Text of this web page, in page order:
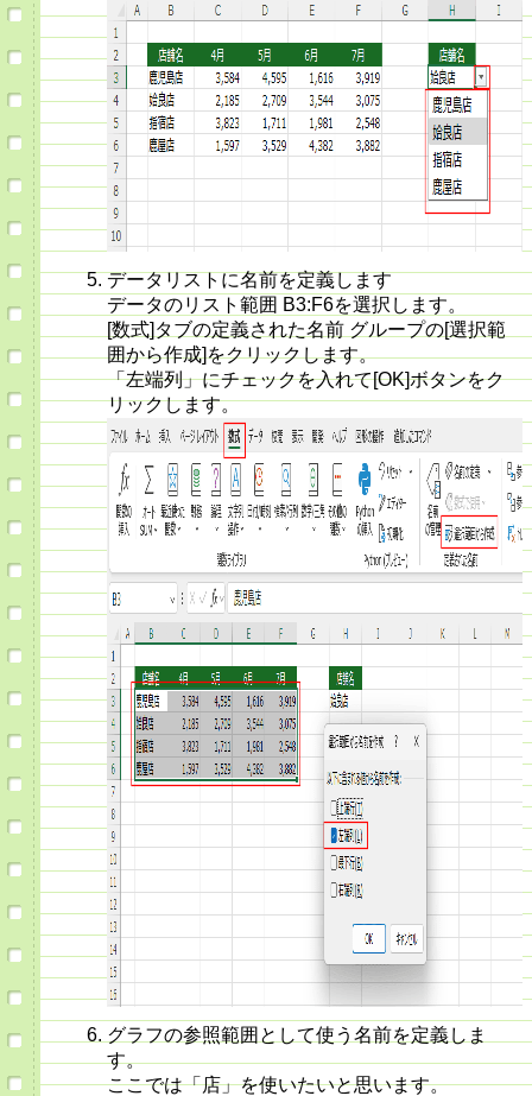
データリストに名前を定義します
データのリスト範囲 B3:F6を選択します。
[数式]タブの定義された名前 グループの[選択範
囲から作成]をクリックします。
「左端列」にチェックを入れて[OK]ボタンをク
リックします。
グラフの参照範囲として使う名前を定義しま
す。
ここでは「店」を使いたいと思います。